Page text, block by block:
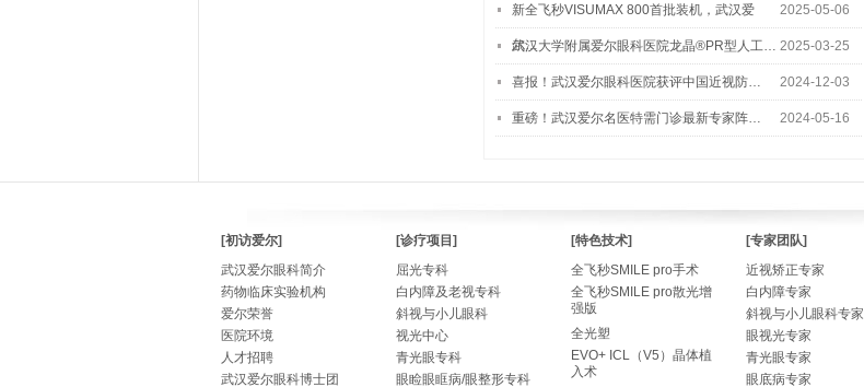
新全飞秒VISUMAX 800首批装机，武汉爱
尔…
2025-05-06
武汉大学附属爱尔眼科医院龙晶®PR型人工… 2025-03-25
喜报！武汉爱尔眼科医院获评中国近视防… 2024-12-03
重磅！武汉爱尔名医特需门诊最新专家阵… 2024-05-16
[初访爱尔]
武汉爱尔眼科简介
药物临床实验机构
爱尔荣誉
医院环境
人才招聘
武汉爱尔眼科博士团
[诊疗项目]
屈光专科
白内障及老视专科
斜视与小儿眼科
视光中心
青光眼专科
眼睑眼眶病/眼整形专科
[特色技术]
全飞秒SMILE pro手术
全飞秒SMILE pro散光增
强版
全光塑
EVO+ ICL（V5）晶体植
入术
[专家团队]
近视矫正专家
白内障专家
斜视与小儿眼科专家
眼视光专家
青光眼专家
眼底病专家